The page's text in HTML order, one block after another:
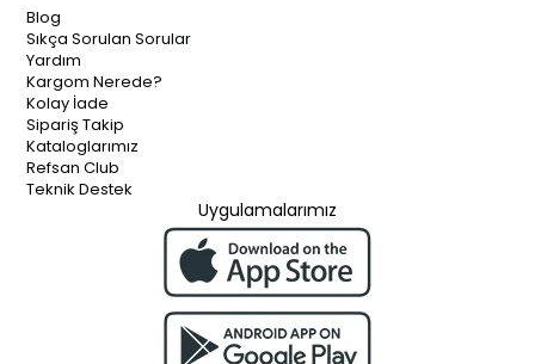
Blog
Sıkça Sorulan Sorular
Yardım
Kargom Nerede?
Kolay İade
Sipariş Takip
Kataloglarımız
Refsan Club
Teknik Destek
Uygulamalarımız